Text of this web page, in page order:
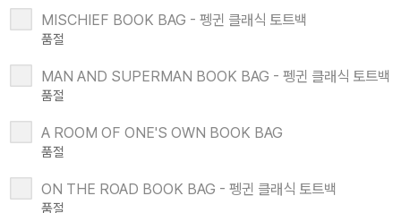
MISCHIEF BOOK BAG - 펭귄 클래식 토트백
품절
MAN AND SUPERMAN BOOK BAG - 펭귄 클래식 토트백
품절
A ROOM OF ONE'S OWN BOOK BAG
품절
ON THE ROAD BOOK BAG - 펭귄 클래식 토트백
품절